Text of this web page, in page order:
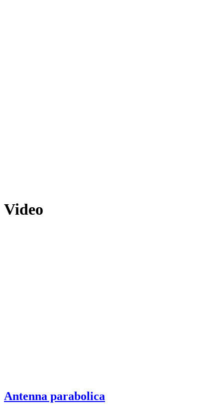
Video
Antenna parabolica